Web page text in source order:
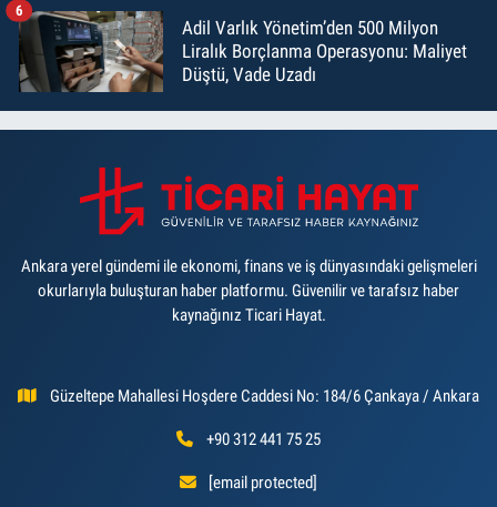
Adil Varlık Yönetim’den 500 Milyon
Liralık Borçlanma Operasyonu: Maliyet
Düştü, Vade Uzadı
6
Ankara yerel gündemi ile ekonomi, finans ve iş dünyasındaki gelişmeleri
okurlarıyla buluşturan haber platformu. Güvenilir ve tarafsız haber
kaynağınız Ticari Hayat.
Güzeltepe Mahallesi Hoşdere Caddesi No: 184/6 Çankaya / Ankara
+90 312 441 75 25
[email protected]